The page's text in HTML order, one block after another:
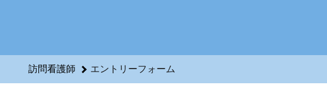
訪問看護師 エントリーフォーム